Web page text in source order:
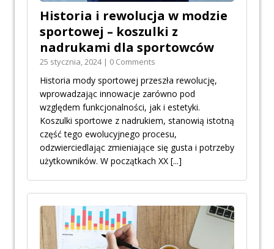
Historia i rewolucja w modzie
sportowej – koszulki z
nadrukami dla sportowców
25 stycznia, 2024 | 0 Comments
Historia mody sportowej przeszła rewolucję,
wprowadzając innowacje zarówno pod
względem funkcjonalności, jak i estetyki.
Koszulki sportowe z nadrukiem, stanowią istotną
część tego ewolucyjnego procesu,
odzwierciedlając zmieniające się gusta i potrzeby
użytkowników. W początkach XX [...]